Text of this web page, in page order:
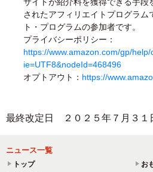
されたアフィリエイトプログラム
ト・プログラムの参加者です。
プライバシーポリシー：
https://www.amazon.com/gp/
ie=UTF8&nodeId=468496
オプトアウト： https://
最終改定日 ２０２５年７月３１
ニュース一覧
トップ
お